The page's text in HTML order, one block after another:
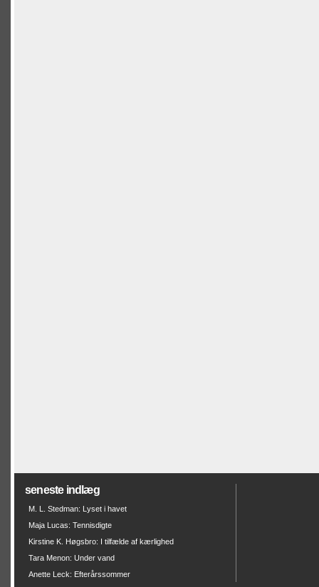
seneste indlæg
M. L. Stedman: Lyset i havet
Maja Lucas: Tennisdigte
Kirstine K. Høgsbro: I tilfælde af kærlighed
Tara Menon: Under vand
Anette Leck: Efterårssommer